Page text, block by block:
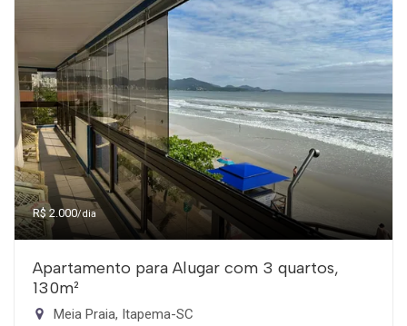
R$ 2.000/dia
Apartamento para Alugar com 3 quartos,
130m²
Meia Praia, Itapema-SC